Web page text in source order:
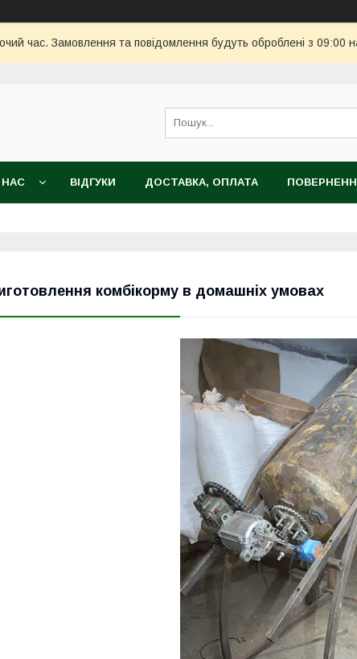
час. Замовлення та повідомлення будуть оброблені з 09:00
ВІДГУКИ ДОСТАВКА, ОПЛАТА
комбікорму в домашніх умовах